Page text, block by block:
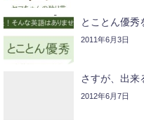
とことん優秀
2011年6月3日
さすが、出来
2012年6月7日